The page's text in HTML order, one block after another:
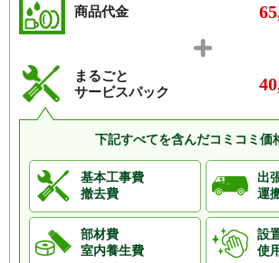
商品代金
まるごと
サービスパック
下記すべてを含んだコミコミ価
基本工事費
撤去費
出
運
部材費
室内養生費
設
使